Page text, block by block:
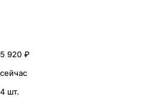
5 920 ₽
сейчас
4 шт.